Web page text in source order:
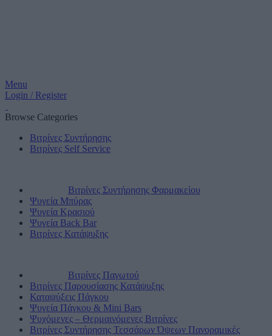
Menu
Login / Register
Browse Categories
Βιτρίνες Συντήρησης
Βιτρίνες Self Service
Βιτρίνες Συντήρησης Φαρμακείου
Ψυγεία Μπύρας
Ψυγεία Κρασιού
Ψυγεία Back Bar
Βιτρίνες Κατάψυξης
Βιτρίνες Παγωτού
Βιτρίνες Παρουσίασης Κατάψυξης
Καταψύξεις Πάγκου
Ψυγεία Πάγκου & Mini Bars
Ψυχόμενες – Θερμαινόμενες Βιτρίνες
Βιτρίνες Συντήρησης Τεσσάρων Όψεων Πανοραμικές